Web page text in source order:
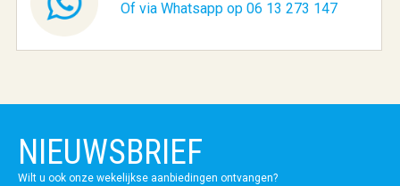
Of via Whatsapp op 06 13 273 147
NIEUWSBRIEF
Wilt u ook onze wekelijkse aanbiedingen ontvangen?